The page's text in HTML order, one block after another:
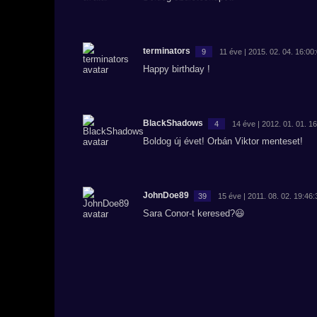
terminators 9 11 éve | 2015. 02. 04.
Happy birthday !
BlackShadows 4 14 éve | 2012. 01. 01.
Boldog új évet! Orbán Viktor menteset!
JohnDoe89 39 15 éve | 2011. 08. 02.
Sara Conor-t keresed?😃